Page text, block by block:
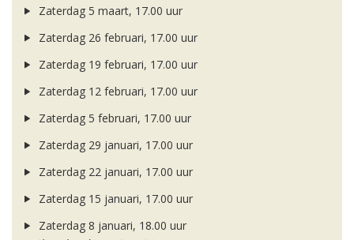
Zaterdag 5 maart, 17.00 uur
Zaterdag 26 februari, 17.00 uur
Zaterdag 19 februari, 17.00 uur
Zaterdag 12 februari, 17.00 uur
Zaterdag 5 februari, 17.00 uur
Zaterdag 29 januari, 17.00 uur
Zaterdag 22 januari, 17.00 uur
Zaterdag 15 januari, 17.00 uur
Zaterdag 8 januari, 18.00 uur